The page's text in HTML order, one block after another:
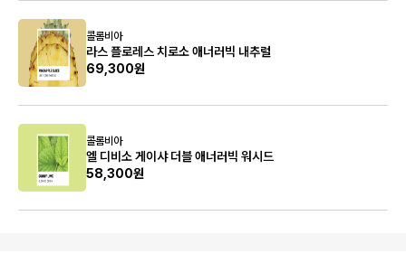
콜롬비아
라스 플로레스 치로소 애너러빅 내추럴
69,300원
콜롬비아
엘 디비소 게이샤 더블 애너러빅 워시드
58,300원